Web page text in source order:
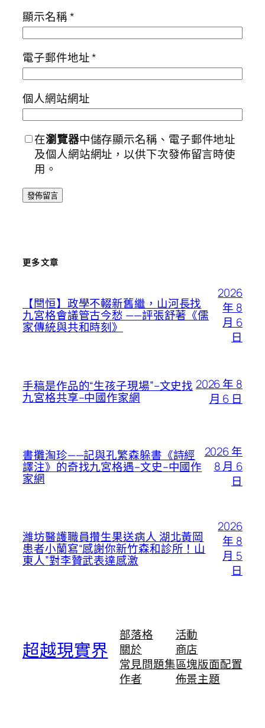
顯示名稱*
電子郵件地址*
個人網站網址
在瀏覽器中儲存顯示名稱、電子郵件地址
及個人網站網址，以供下次發佈留言時使
用。
更多文章
【閆恒】政學不輟新舊繼，山河長找
九宮格會議管古今愁 ——評張舒著《儒
家傳統與共和時刻》
2026
年 8
月 6
日
手稿是作品的“生孩子現場”–文史找
九宮格共享–中國作家網
2026 年 8
月 6 日
書攤淘珍——記與孔繁森躲書《詩經
譯注》的奇找九宮格遇–文史–中國作
家網
2026 年
8 月 6
日
濰坊醫護職員攢生果送病人 湖北黃岡
患者小蘭寫“感謝你新竹森和診所！山
東人”對李贊武表達感激
2026
年 8
月 5
日
超越現實界
部落格
關於
常見問題集
作者
活動
商店
區塊版面配置
佈景主題